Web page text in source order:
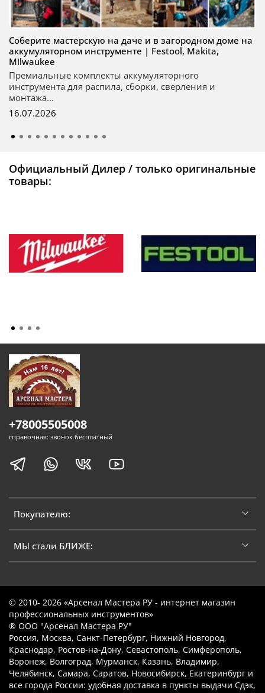
Соберите мастерскую на даче и в загородном доме на
аккумуляторном инструменте | Festool, Makita,
Milwaukee
Премиальные комплекты аккумуляторного
инструмента для распила, сборки, сверления и
монтажа...
16.07.2026
Официальный Дилер / только оригинальные
товары:
Покупателю:
МЫ стали БЛИЖЕ:
+78005505008
справочная: звонок бесплатный
© 2010- 2026 «Арсенал Мастера РУ - интернет магазин
профессиональных инструментов»
® ООО "Арсенал Мастера РУ"
Россия, Москва, Санкт-Петербург, Нижний Новгород,
Краснодар, Ростов-на-Дону, Севастополь, Симферополь,
Воронеж, Волгоград, Мурманск, Казань, Владимир,
Челябинск, Самара, Саратов, Новосибирск, Екатеринбург и
все города России: удобная доставка в пункты выдачи Сдэк,